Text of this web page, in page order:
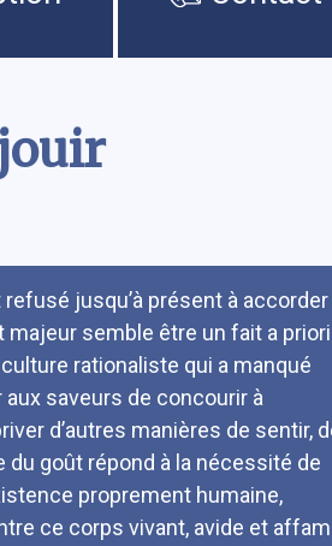
jusqu’à présent à accorder
majeur semble être un fait a priori
rationaliste qui a manqué
saveurs de concourir à
d’autres manières de sentir,
du goût répond à la nécessité de
proprement humaine,
ce corps vivant, avide et